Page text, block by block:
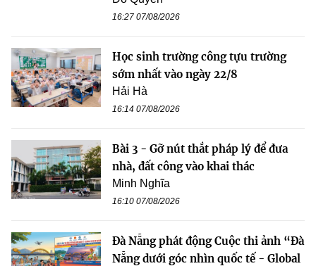
16:27 07/08/2026
Học sinh trường công tựu trường
sớm nhất vào ngày 22/8
Hải Hà
16:14 07/08/2026
Bài 3 - Gỡ nút thắt pháp lý để đưa
nhà, đất công vào khai thác
Minh Nghĩa
16:10 07/08/2026
Đà Nẵng phát động Cuộc thi ảnh “Đà
Nẵng dưới góc nhìn quốc tế - Global